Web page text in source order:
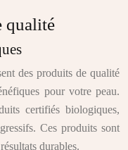
qualité
des produits de qualité
pour votre peau.
certifiés biologiques,
Ces produits sont
durables.